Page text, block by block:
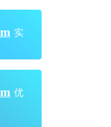
实
优